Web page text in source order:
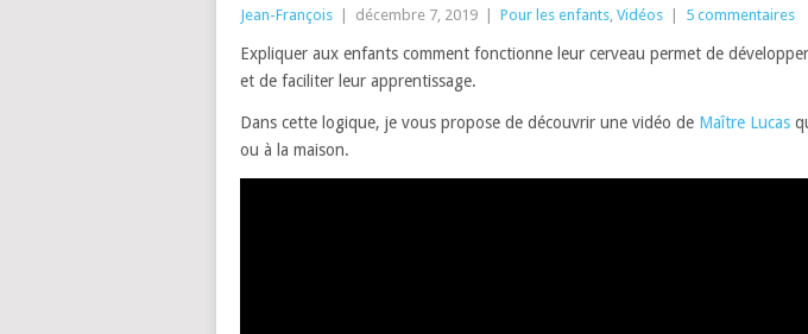
Jean-François décembre 7, 2019 Pour les enfants Vidéos 5 commentaires
Expliquer aux enfants comment fonctionne leur cerveau permet de
et de faciliter leur apprentissage.
Dans cette logique, je vous propose de découvrir une vidéo de Maître Lucas
ou à la maison.